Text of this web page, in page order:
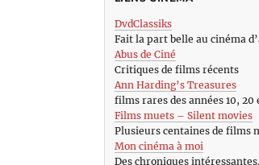
DvdClassiks
Fait la part belle au cinéma
Abus de Ciné
Critiques de films récents
Ann Harding’s Treasures
films rares des années 10, 20
Films muets – Silent movies
Plusieurs centaines de films
Mon cinéma à moi
Des chroniques